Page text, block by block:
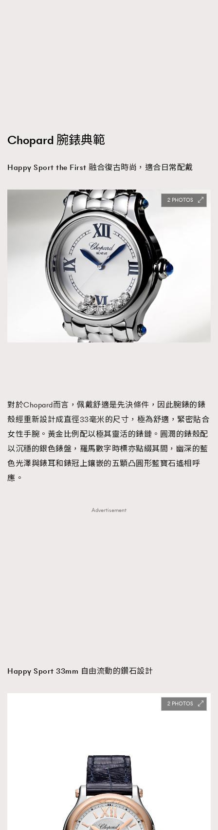
Chopard 腕錶典範
Happy Sport the First 融合復古時尚，適合日常配戴
2
對於Chopard而言，佩戴舒適是先決條件，因此腕錶的錶
殼經重新設計成直徑33毫米的尺寸，極為舒適，緊密貼合
女性手腕。黃金比例配以極其靈活的錶鏈。圓潤的錶殼配
以沉穩的銀色錶盤，羅馬數字時標亦點綴其間，幽深的藍
色光澤與錶耳和錶冠上鑲嵌的五顆凸圓形藍寶石遙相呼
應。
Advertisement
Happy Sport 33mm 自由流動的鑽石設計
2